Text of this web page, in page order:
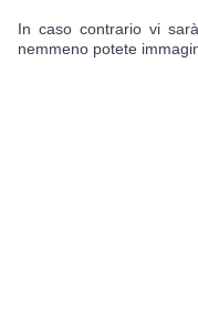
In caso contrario vi
nemmeno potete